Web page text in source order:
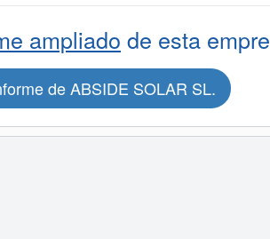
ampliado de esta
de ABSIDE SOLAR SL.